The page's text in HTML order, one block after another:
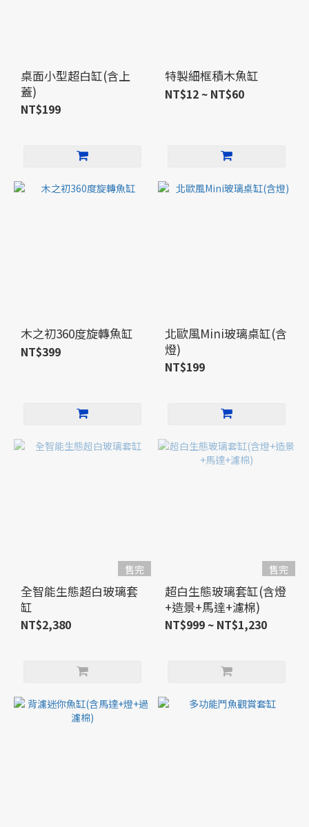
桌面小型超白缸(含上
蓋)
NT$199
特製細框積木魚缸
NT$12 ~ NT$60
木之初360度旋轉魚缸
NT$399
北歐風Mini玻璃桌缸(含
燈)
NT$199
售完
全智能生態超白玻璃套
缸
NT$2,380
售完
超白生態玻璃套缸(含燈
+造景+馬達+濾棉)
NT$999 ~ NT$1,230